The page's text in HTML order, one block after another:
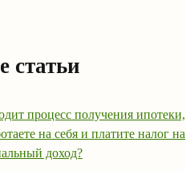
статьи
процесс получения ипотеки,
на себя и платите налог на
доход?